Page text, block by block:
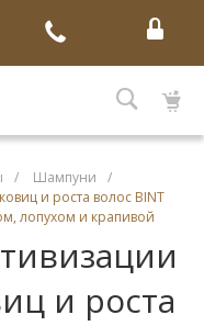
/ Шампуни
/
и роста волос BINT
лопухом и крапивой
и роста